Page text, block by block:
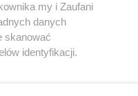
my i Zaufani
danych
skanować
identyfikacji.